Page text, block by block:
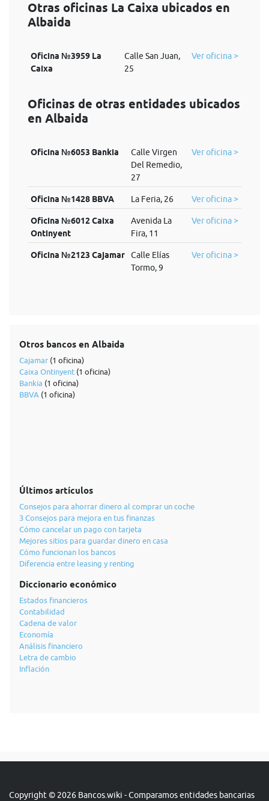
Otras oficinas La Caixa ubicados en
Albaida
Oficina №3959 La
Caixa
Calle San Juan,
25
Ver oficina >
Oficinas de otras entidades ubicados
en Albaida
Oficina №6053 Bankia
Calle Virgen
Del Remedio,
27
Ver oficina >
Oficina №1428 BBVA La Feria, 26 Ver oficina >
Oficina №6012 Caixa
Ontinyent
Avenida La
Fira, 11
Ver oficina >
Oficina №2123 Cajamar
Calle Elías
Tormo, 9
Ver oficina >
Otros bancos en Albaida
Cajamar (1 oficina)
Caixa Ontinyent (1 oficina)
Bankia (1 oficina)
BBVA (1 oficina)
Últimos artículos
Consejos para ahorrar dinero al comprar un coche
3 Consejos para mejora en tus finanzas
Cómo cancelar un pago con tarjeta
Mejores sitios para guardar dinero en casa
Cómo funcionan los bancos
Diferencia entre leasing y renting
Diccionario económico
Estados financieros
Contabilidad
Cadena de valor
Economía
Análisis financiero
Letra de cambio
Inflación
Copyright © 2026 Bancos.wiki - Comparamos entidades bancarias